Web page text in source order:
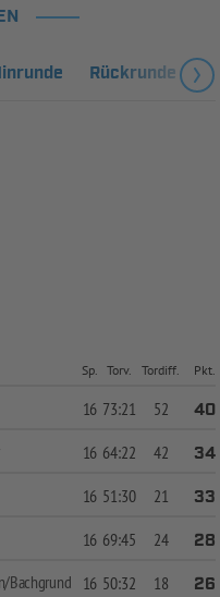
Rückrunde
Sp. Torv. Tordiff. Pkt.
16 73:21 52
40
16 64:22 42
34
16 51:30 21
33
16 69:45 24
28
Bachgrund 16 50:32 18
26